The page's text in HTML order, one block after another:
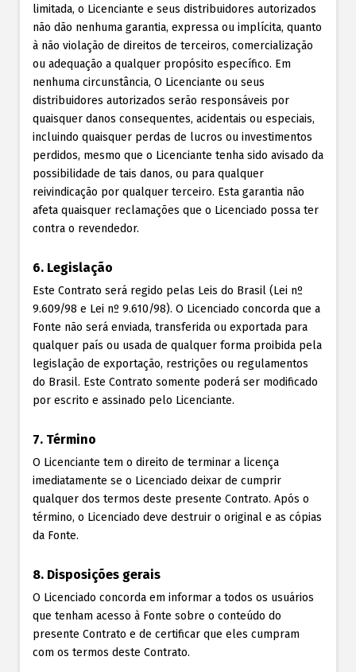
limitada, o Licenciante e seus distribuidores autorizados
não dão nenhuma garantia, expressa ou implícita, quanto
à não violação de direitos de terceiros, comercialização
ou adequação a qualquer propósito específico. Em
nenhuma circunstância, O Licenciante ou seus
distribuidores autorizados serão responsáveis por
quaisquer danos consequentes, acidentais ou especiais,
incluindo quaisquer perdas de lucros ou investimentos
perdidos, mesmo que o Licenciante tenha sido avisado da
possibilidade de tais danos, ou para qualquer
reivindicação por qualquer terceiro. Esta garantia não
afeta quaisquer reclamações que o Licenciado possa ter
contra o revendedor.
6. Legislação
Este Contrato será regido pelas Leis do Brasil (Lei nº
9.609/98 e Lei nº 9.610/98). O Licenciado concorda que a
Fonte não será enviada, transferida ou exportada para
qualquer país ou usada de qualquer forma proibida pela
legislação de exportação, restrições ou regulamentos
do Brasil. Este Contrato somente poderá ser modificado
por escrito e assinado pelo Licenciante.
7. Término
O Licenciante tem o direito de terminar a licença
imediatamente se o Licenciado deixar de cumprir
qualquer dos termos deste presente Contrato. Após o
término, o Licenciado deve destruir o original e as cópias
da Fonte.
8. Disposições gerais
O Licenciado concorda em informar a todos os usuários
que tenham acesso à Fonte sobre o conteúdo do
presente Contrato e de certificar que eles cumpram
com os termos deste Contrato.